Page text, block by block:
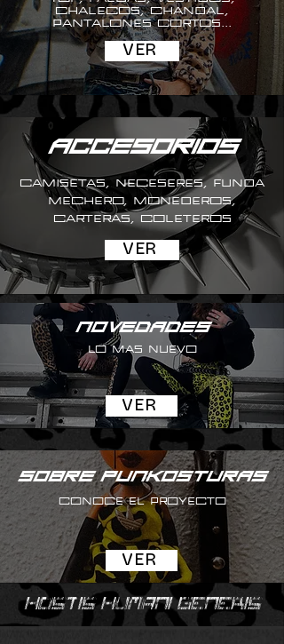
CHALECOS, CHANDAL,
PANTALONES CORTOS...
VER
ACCESORIOS
CAMISETAS, NECESERES, FUNDA
MECHERO, MONEDEROS,
CARTERAS, COLETEROS
VER
NOVEDADES
LO MAS NUEVO
VER
SOBRE PUNKOSTURAS
CONOCE EL PROYECTO
VER
HOSTIS HUMANI GENERIS